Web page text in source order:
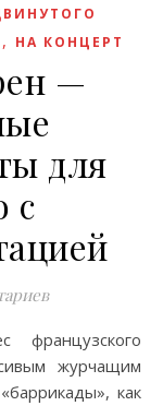
, НА КОНЦЕРТ
—
для
с
журчащим
как